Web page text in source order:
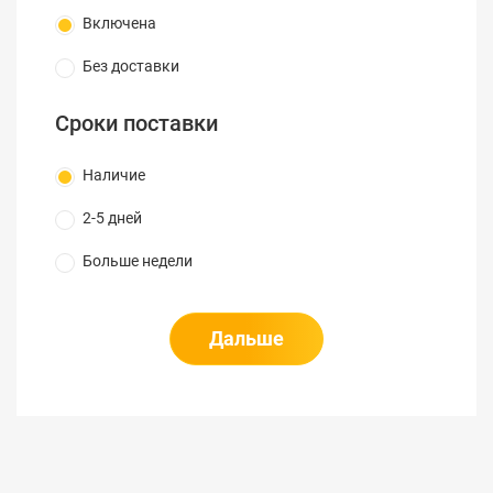
Включена
Без доставки
Сроки поставки
Наличие
2-5 дней
Больше недели
Дальше